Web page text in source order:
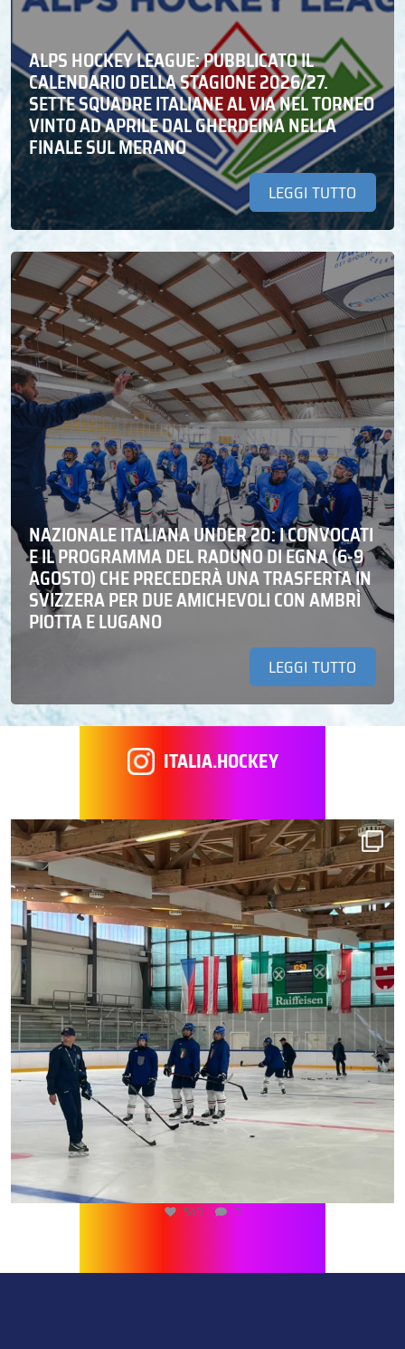
ALPS HOCKEY LEAGUE: PUBBLICATO IL
CALENDARIO DELLA STAGIONE 2026/27.
SETTE SQUADRE ITALIANE AL VIA NEL TORNEO
VINTO AD APRILE DAL GHERDEINA NELLA
FINALE SUL MERANO
LEGGI TUTTO
NAZIONALE ITALIANA UNDER 20: I CONVOCATI
E IL PROGRAMMA DEL RADUNO DI EGNA (6-9
AGOSTO) CHE PRECEDERÀ UNA TRASFERTA IN
SVIZZERA PER DUE AMICHEVOLI CON AMBRÌ
PIOTTA E LUGANO
LEGGI TUTTO
ITALIA.HOCKEY
540 0